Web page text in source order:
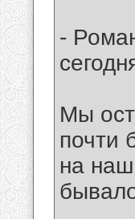
-
Мы
почти
на